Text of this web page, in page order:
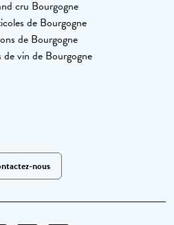
cru Bourgogne
de Bourgogne
de Bourgogne
vin de Bourgogne
nous